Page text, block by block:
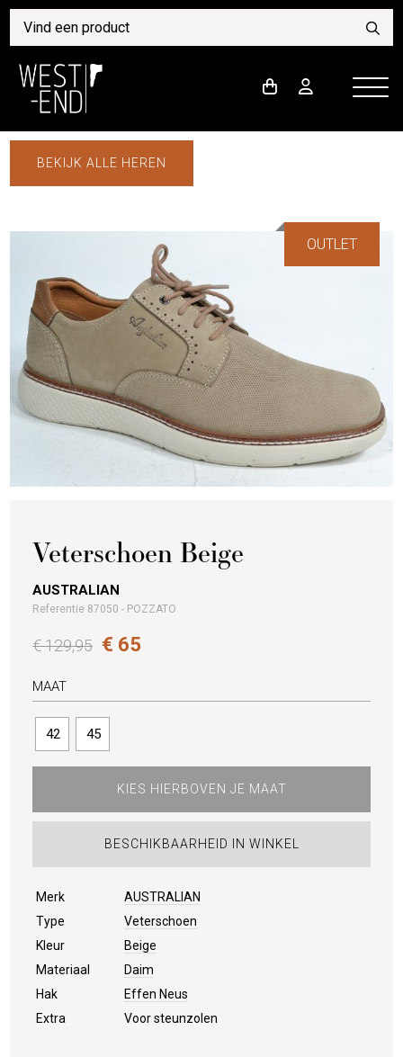
BEKIJK ALLE HEREN
OUTLET
Veterschoen Beige
AUSTRALIAN
Referentie 87050 - POZZATO
€ 129,95 € 65
MAAT
42 45
KIES HIERBOVEN JE MAAT
BESCHIKBAARHEID IN WINKEL
Merk
AUSTRALIAN
Type
Veterschoen
Kleur
Beige
Materiaal
Daim
Hak
Effen Neus
Extra
Voor steunzolen